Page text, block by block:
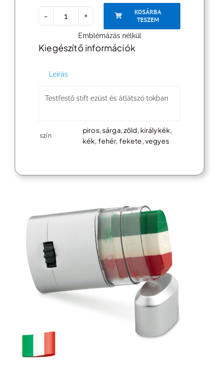
Testfestő
stift
KOSÁRBA
TESZEM
Emblémázás nélkül
Kiegészítő információk
Leírás
Testfestő stift ezüst és átlátszó tokban
szín
piros, sárga, zöld, királykék,
kék, fehér, fekete, vegyes